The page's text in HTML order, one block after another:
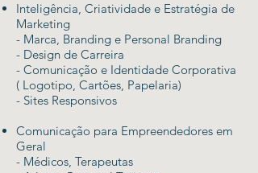
Inteligência, Criatividade e Estratégia de
Marketing
- Marca, Branding e Personal Branding
- Design de Carreira
- Comunicação e Identidade Corporativa
( Logotipo, Cartões, Papelaria)
- Sites Responsivos
Comunicação para Empreendedores em
Geral
- Médicos, Terapeutas